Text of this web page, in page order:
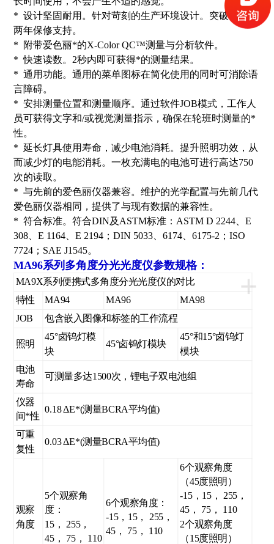
* 设计坚固耐用。针对苛刻的生产环境设计。突破性提供
两年保修支持。
* 附带爱色丽*的X-Color QC™测量与分析软件。
* 快速读数。2秒内即可获得*的测量结果。
* 通用功能。通用的菜单图标在简化使用的同时可消除语
言障碍。
* 安排测量位置和测量顺序。通过软件JOB模式，工作人
员可获得文字和/或视觉测量指示，确保在轮班时测量的*
性。
* 延长灯具使用寿命，减少电池消耗。提升照明功效，从
而减少灯的电能消耗。一枚充满电的电池可进行高达750
次的读取。
* 与先前的爱色丽仪器兼容。维护的光学配置与先前几代
爱色丽仪器相同，提供了与现有数据的兼容性。
* 符合标准。符合DIN及ASTM标准：ASTM D 2244、E
308、E 1164、E 2194；DIN 5033、6174、6175-2；ISO
7724；SAE J1545。
MA96系列多角度分光光度仪参数规格：
+
MA9X系列便携式多角度分光光度仪的对比
特性
MA94 MA96
MA98
JOB
包含嵌入图像和标签的工作流程
照明
45°卤钨灯模
块
45°卤钨灯模块
45°和15°卤钨灯
模块
电池
寿命
可测量多达1500次，锂电子双电池组
仪器
间*性
0.18 ΔE*(测量BCRA平均值)
可重
复性
0.03 ΔE*(测量BCRA平均值)
观察
角度
5个观察角
度：
15， 255，
45， 75， 110
6个观察角度：
-15，15， 255，
45， 75， 110
6个观察角度
（45度照明）
-15，15， 255，
45， 75， 110
2个观察角度
（15度照明）